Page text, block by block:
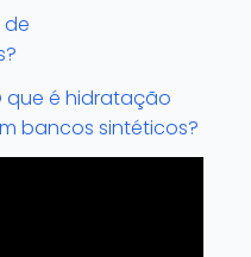
que é hidratação
bancos sintéticos?